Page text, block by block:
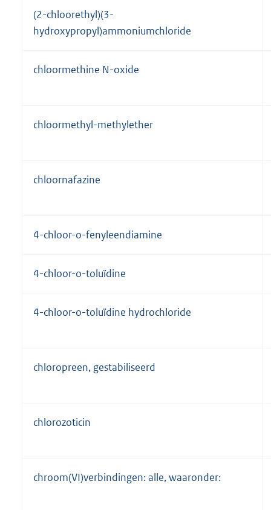
(2-chloorethyl)(3-
hydroxypropyl)ammoniumchloride
chloormethine N-oxide
chloormethyl-methylether
chloornafazine
4-chloor-o-fenyleendiamine
4-chloor-o-toluïdine
4-chloor-o-toluïdine hydrochloride
chloropreen, gestabiliseerd
chlorozoticin
chroom(VI)verbindingen: alle, waaronder: